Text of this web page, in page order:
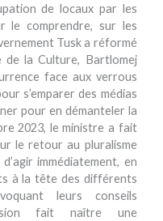
de locaux par les
le comprendre, sur les
Tusk a réformé
de la Culture, Bartlomej
face aux verrous
s’emparer des médias
pour en démanteler la
2023, le ministre a fait
le retour au pluralisme
immédiatement, en
à la tête des différents
leurs conseils
fait naître une